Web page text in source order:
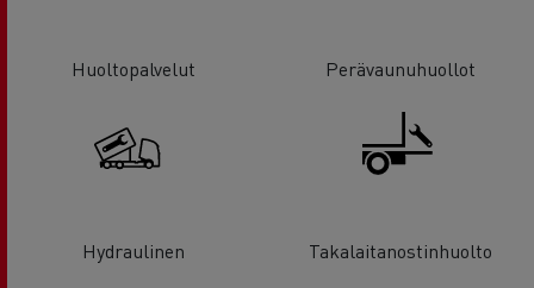
Huoltopalvelut Perävaunuhuollot
Hydraulinen Takalaitanostinhuolto